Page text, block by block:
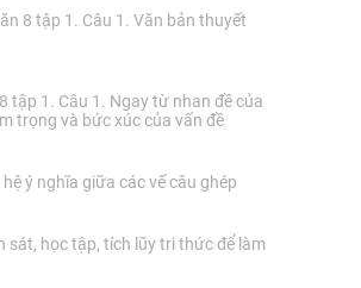
8 tập 1. Câu 1. Văn bản thuyết
tập 1. Câu 1. Ngay từ nhan đề của
trọng và bức xúc của vấn đề
ý nghĩa giữa các vế câu ghép
sát, học tập, tích lũy tri thức để làm